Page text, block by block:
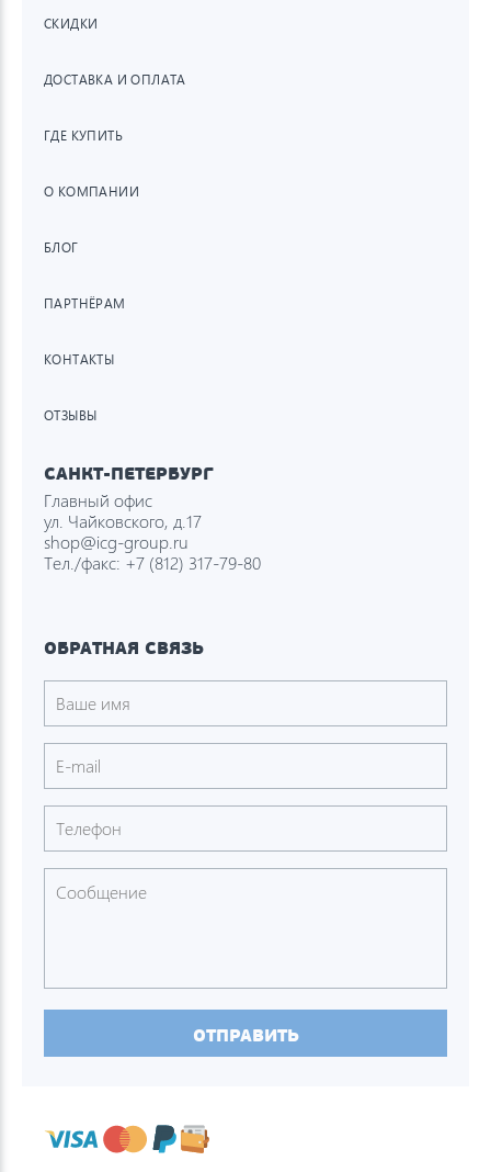
СКИДКИ
ДОСТАВКА И ОПЛАТА
ГДЕ КУПИТЬ
О КОМПАНИИ
БЛОГ
ПАРТНЁРАМ
КОНТАКТЫ
ОТЗЫВЫ
САНКТ-ПЕТЕРБУРГ
Главный офис
ул. Чайковского, д.17
shop@icg-group.ru
Тел./факс: +7 (812) 317-79-80
ОБРАТНАЯ СВЯЗЬ
ОТПРАВИТЬ